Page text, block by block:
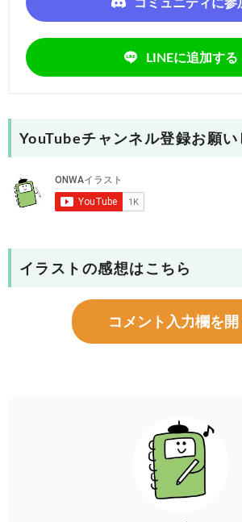
コミュニティに参
LINEに追加する
YouTubeチャンネル登録お願い
イラストの感想はこちら
コメント入力欄を開